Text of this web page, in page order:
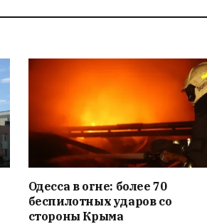
Одесса в огне: более 70
беспилотных ударов со
стороны Крыма